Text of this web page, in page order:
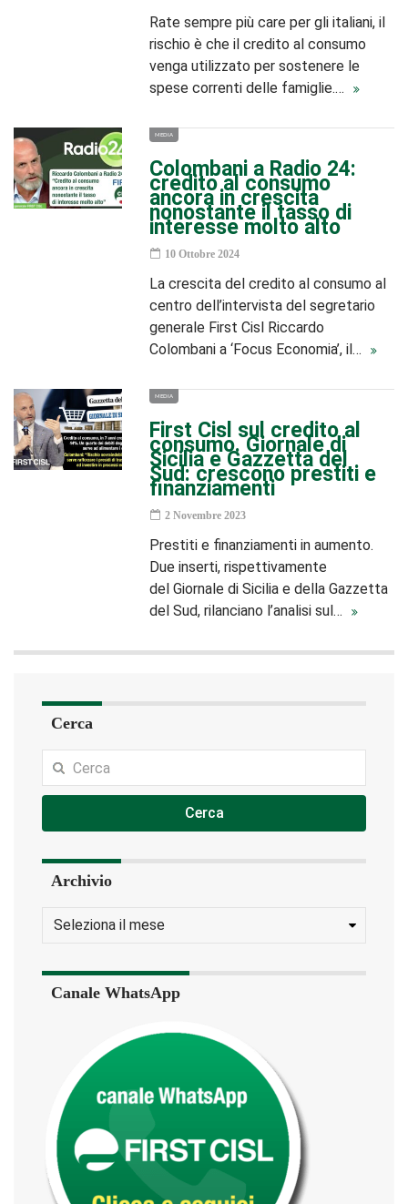
Rate sempre più care per gli italiani, il
rischio è che il credito al consumo
venga utilizzato per sostenere le
spese correnti delle famiglie.…
MEDIA
Colombani a Radio 24:
credito al consumo
ancora in crescita
nonostante il tasso di
interesse molto alto
10 Ottobre 2024
La crescita del credito al consumo al
centro dell’intervista del segretario
generale First Cisl Riccardo
Colombani a ‘Focus Economia’, il…
MEDIA
First Cisl sul credito al
consumo. Giornale di
Sicilia e Gazzetta del
Sud: crescono prestiti e
finanziamenti
2 Novembre 2023
Prestiti e finanziamenti in aumento.
Due inserti, rispettivamente
del Giornale di Sicilia e della Gazzetta
del Sud, rilanciano l’analisi sul…
Cerca
Cerca
Archivio
Canale WhatsApp